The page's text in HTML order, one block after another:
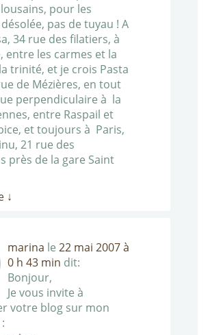
pour les
pas de tuyau ! A
34 rue des filatiers, à
entre les carmes et la
trinité, et je crois Pasta
de Mézières, en tout
perpendiculaire à la
entre Raspail et
et toujours à Paris,
21 rue des
près de la gare Saint
↓
marina le 22 mai 2007 à
0 h 43 min dit:
Bonjour,
Je vous invite à
votre blog sur mon